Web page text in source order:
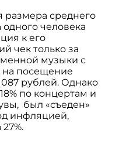
размера среднего
человека
к его
чек только за
музыки с
на посещение
рублей. Однако
по концертам и
был «съеден»
инфляцией,